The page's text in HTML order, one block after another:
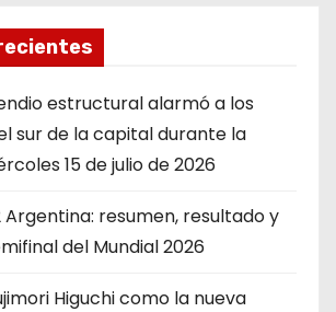
estructural alarmó a los
sur de la capital durante la
15 de julio de 2026
resumen, resultado y
del Mundial 2026
Higuchi como la nueva